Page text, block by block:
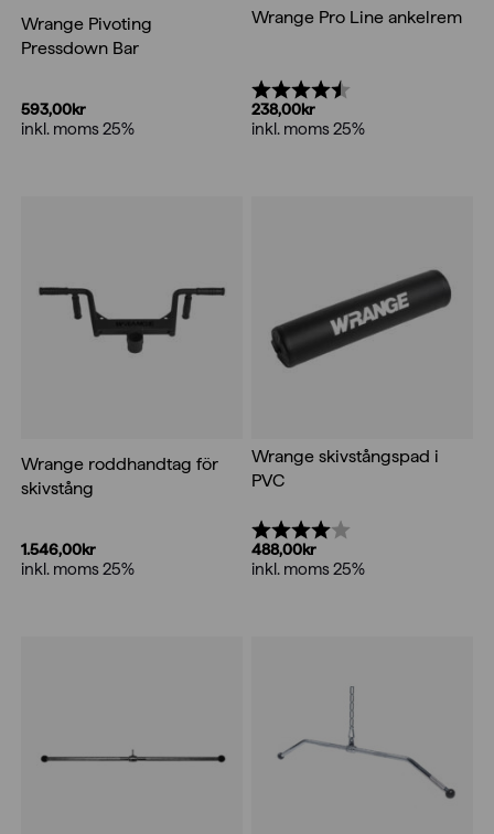
Wrange Pivoting
Pressdown Bar
593,00kr
inkl. moms 25%
Wrange Pro Line ankelrem
Betyg:
238,00kr
inkl. moms 25%
Wrange roddhandtag för
skivstång
1.546,00kr
inkl. moms 25%
Wrange skivstångspad i
PVC
Betyg:
488,00kr
inkl. moms 25%